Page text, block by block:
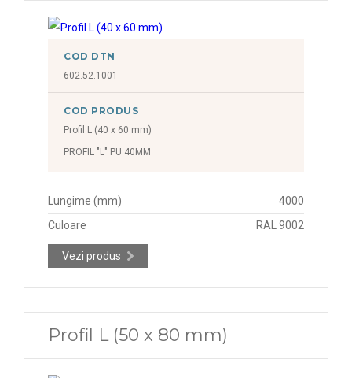
COD DTN
602.52.1001
COD PRODUS
Profil L (40 x 60 mm)
PROFIL "L" PU 40MM
Lungime (mm)
4000
Culoare
RAL 9002
Vezi produs
Profil L (50 x 80 mm)